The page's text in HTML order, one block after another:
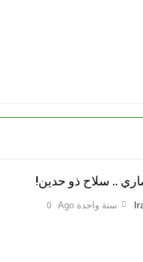
.. سلاح ذو حدين!
سنة واحدة Ago 0